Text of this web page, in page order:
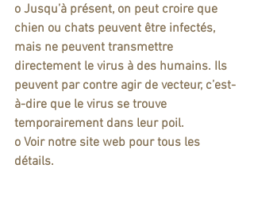
o Jusqu’à présent, on peut croire que
chien ou chats peuvent être infectés,
mais ne peuvent transmettre
directement le virus à des humains. Ils
peuvent par contre agir de vecteur, c’est-
à-dire que le virus se trouve
temporairement dans leur poil.
o Voir notre site web pour tous les
détails.